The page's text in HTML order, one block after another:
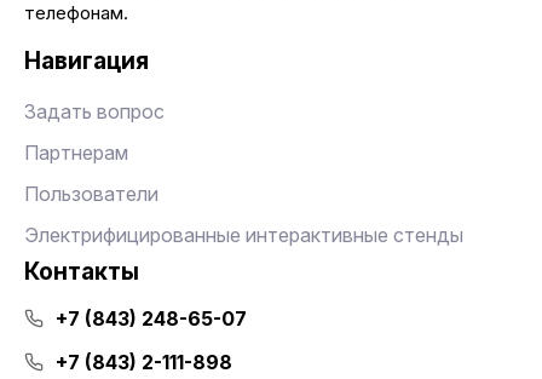
телефонам.
Навигация
Задать вопрос
Партнерам
Пользователи
Электрифицированные интерактивные стенды
Контакты
+7 (843) 248-65-07
+7 (843) 2-111-898